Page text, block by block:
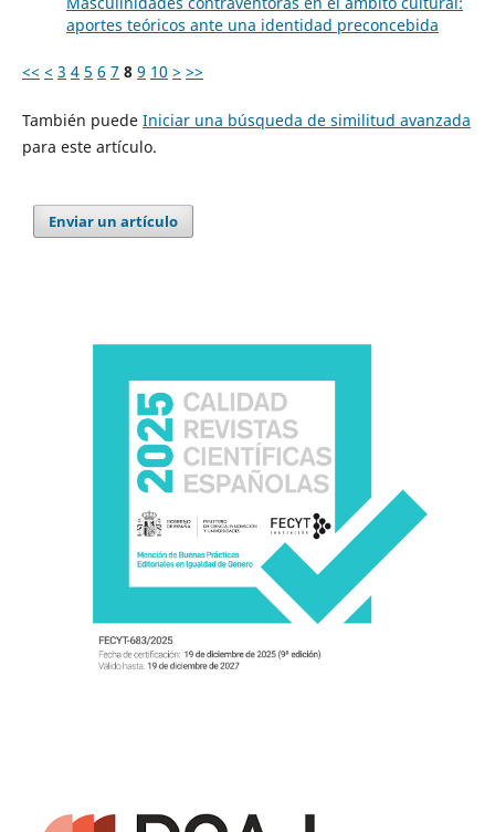
aportes teóricos ante una identidad preconcebida
<< < 3 4 5 6 7 8 9 10 > >>
También puede Iniciar una búsqueda de similitud avanzada
para este artículo.
Enviar un artículo